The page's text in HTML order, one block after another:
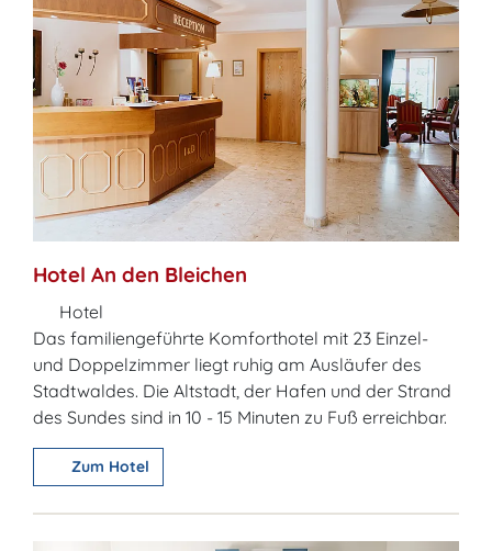
Hotel An den Bleichen
Hotel
Das familiengeführte Komforthotel mit 23 Einzel-
und Doppelzimmer liegt ruhig am Ausläufer des
Stadtwaldes. Die Altstadt, der Hafen und der Strand
des Sundes sind in 10 - 15 Minuten zu Fuß erreichbar.
Zum Hotel